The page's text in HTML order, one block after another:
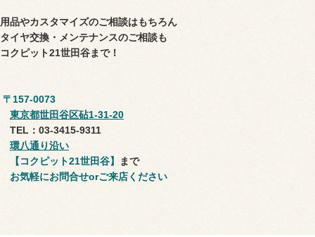
用品やカスタマイズのご相談はもちろん
タイヤ交換・メンテナンスのご相談も
コクピット21世田谷まで！
〒157-0073
東京都世田谷区砧1-31-20
TEL：03-3415-9311
環八通り沿い
【コクピット21世田谷】
まで
お気軽にお問合せorご来店ください